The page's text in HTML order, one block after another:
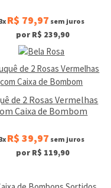
R$ 79,97 sem juros
por R$ 239,90
de 2 Rosas Vermelhas
Caixa de Bombom
R$ 39,97 sem juros
por R$ 119,90